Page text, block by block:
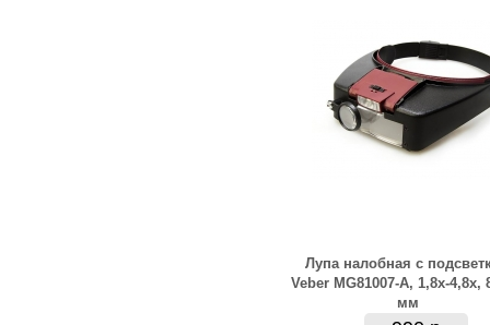
Лупа налобная с
Veber MG81007-A, 1,8x-4,8x,
мм